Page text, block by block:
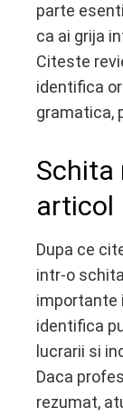
parte
ca ai grija
Citeste
identifica
gramatica,
Schita
articol
Dupa ce
intr-o
importante
identifica
lucrarii si
Daca
rezumat,